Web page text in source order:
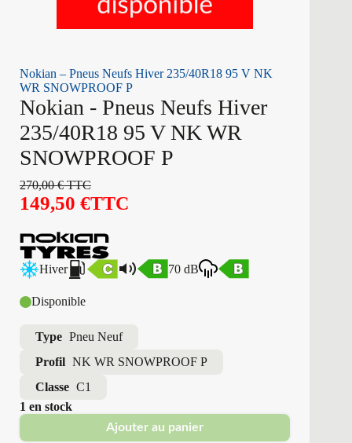
Nokian – Pneus Neufs Hiver 235/40R18 95 V NK
WR SNOWPROOF P
Nokian - Pneus Neufs Hiver
235/40R18 95 V NK WR
SNOWPROOF P
270,00€TTC
149,50 €TTC
Hiver 70 dB
Disponible
Type Pneu Neuf
Profil NK WR SNOWPROOF P
Classe C1
1 en stock
Ajouter au panier